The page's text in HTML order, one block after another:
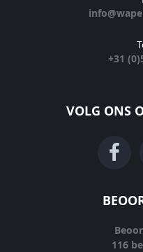
+31
VOLG ONS
116